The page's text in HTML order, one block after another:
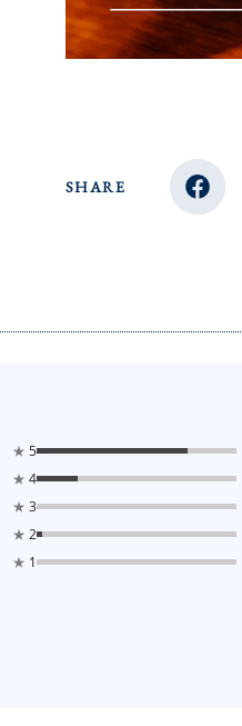
SHARE
★ 5
★ 4
★ 3
★ 2
★ 1